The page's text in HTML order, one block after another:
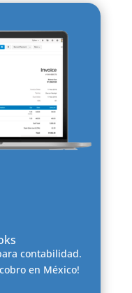
contabilidad.
en México!